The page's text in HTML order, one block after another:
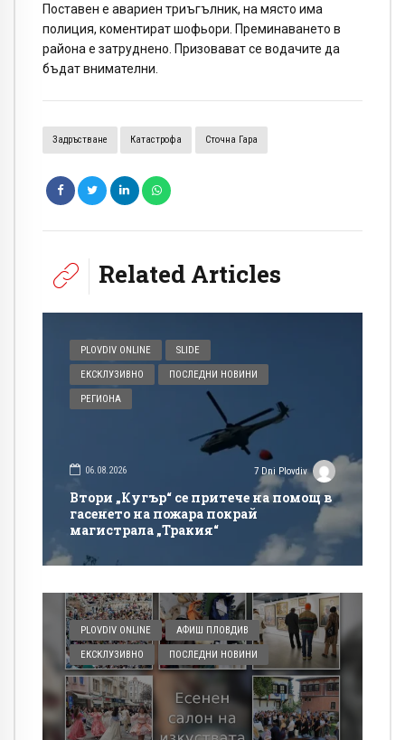
Поставен е авариен триъгълник, на място има
полиция, коментират шофьори. Преминаването в
района е затруднено. Призовават се водачите да
бъдат внимателни.
Задръстване Катастрофа Сточна Гара
Related Articles
PLOVDIV ONLINE SLIDE
ЕКСКЛУЗИВНО ПОСЛЕДНИ НОВИНИ
РЕГИОНА
06.08.2026 7 Dni Plovdiv
Втори „Кугър“ се притече на помощ в
гасенето на пожара покрай
магистрала „Тракия“
PLOVDIV ONLINE АФИШ ПЛОВДИВ
ЕКСКЛУЗИВНО ПОСЛЕДНИ НОВИНИ